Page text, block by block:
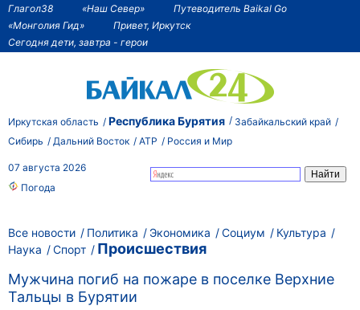
Глагол38 «Наш Север»
Путеводитель Baikal Go
«Монголия Гид»
Привет, Иркутск
Сегодня дети, завтра - герои
Иркутская область Республика Бурятия
Забайкальский край
Сибирь
Дальний Восток АТР Россия и Мир
07 августа 2026
Погода
Все новости Политика Экономика Социум
Культура
Наука
Спорт
Происшествия
Мужчина погиб на пожаре в поселке Верхние
Тальцы в Бурятии